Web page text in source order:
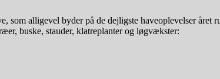
som alligevel byder på de dejligste haveoplevelser
buske, stauder, klatreplanter og løgvækster: